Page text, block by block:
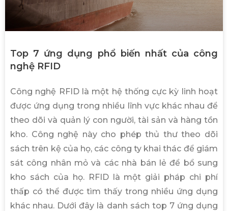
Top 7 ứng dụng phổ biến nhất của công
nghệ RFID
Công nghệ RFID là một hệ thống cực kỳ linh hoạt
được ứng dụng trong nhiều lĩnh vực khác nhau để
theo dõi và quản lý con người, tài sản và hàng tồn
kho. Công nghệ này cho phép thủ thư theo dõi
sách trên kệ của họ, các công ty khai thác để giám
sát công nhân mỏ và các nhà bán lẻ để bổ sung
kho sách của họ. RFID là một giải pháp chi phí
thấp có thể được tìm thấy trong nhiều ứng dụng
khác nhau. Dưới đây là danh sách top 7 ứng dụng